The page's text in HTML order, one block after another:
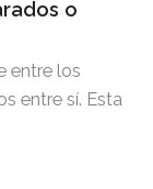
o
entre los
entre sí. Esta